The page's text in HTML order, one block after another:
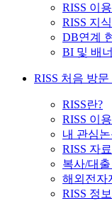
RISS 이
RISS 지
DB연계
BI 및 배
RISS 처음 방문
RISS란?
RISS 이
내 관심
RISS 자
복사/대
해외전자
RISS 정